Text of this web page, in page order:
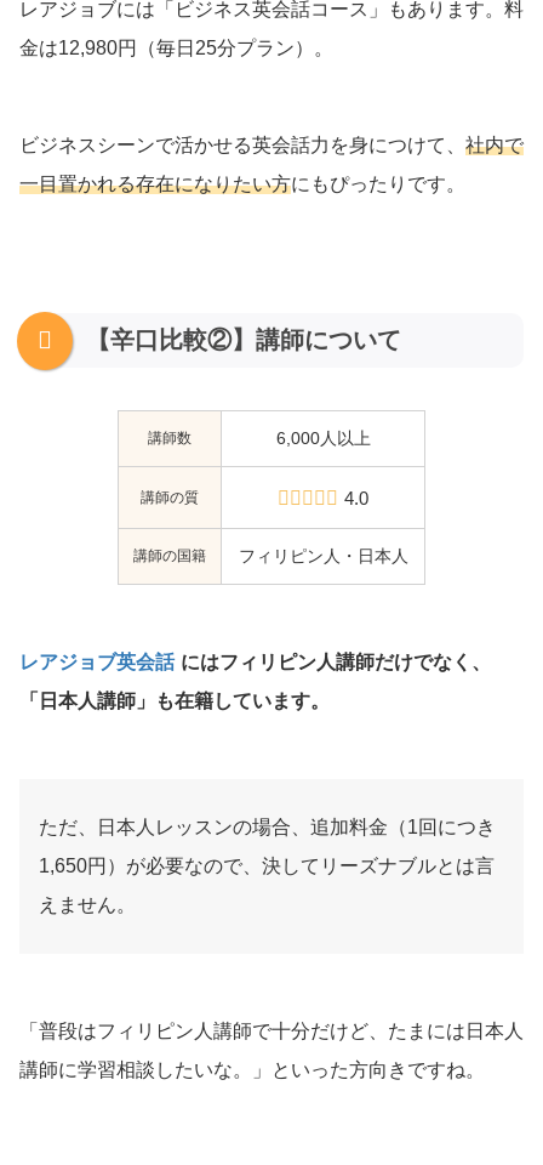
レアジョブには「ビジネス英会話コース」もあります。料
金は12,980円（毎日25分プラン）。
ビジネスシーンで活かせる英会話力を身につけて、 社内で
一目置かれる存在になりたい方にもぴったりです。
【辛口比較②】講師について
講師数 6,000人以上
講師の質 4.0
講師の国籍 フィリピン人・日本人
レアジョブ英会話 にはフィリピン人講師だけでなく、
「日本人講師」も在籍しています。
ただ、日本人レッスンの場合、追加料金（1回につき
1,650円）が必要なので、決してリーズナブルとは言
えません。
「普段はフィリピン人講師で十分だけど、たまには日本人
講師に学習相談したいな。」といった方向きですね。